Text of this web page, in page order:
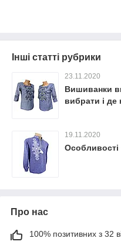
Інші статті рубрики
23.11.2020
Вишиванки
вибрати і де
19.11.2020
Про нас
100% позитивних з 32